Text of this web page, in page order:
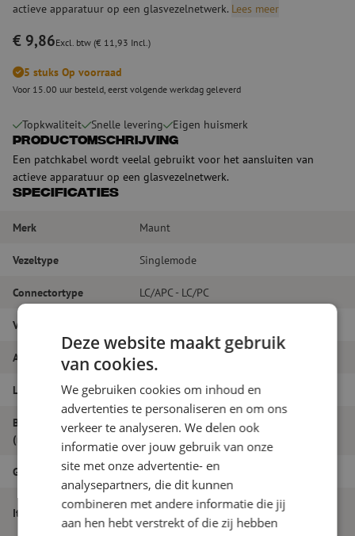
actieve apparatuur op een glasvezelnetwerk. Lees meer
€ 9,86Excl. btw (€ 11,93 Incl.)
5 stuks Op voorraad
Voor 15.00 uur besteld, eerst volgende werkdag geleverd
Topkwaliteit Snelle levering Eigen huismerk
Productomschrijving
Een patchkabel wordt veelal gebruikt voor het aansluiten van
actieve apparatuur op een glasvezelnetwerk.
Specificaties
Merk Maunt
Vezeltype Singlemode
Connectortype LC/APC - LC/PC
Vezelsoort
Aantal vezels Duplex
Lengte 7m
Buitendiameter
(mm)
1.8
Grade B
Itemnaam
Patchkabel duplex SM, LC/APC-LC/PC,
1.8mm, 7m
Deze website maakt gebruik
van cookies.
We gebruiken cookies om inhoud en
advertenties te personaliseren en om ons
verkeer te analyseren. We delen ook
informatie over jouw gebruik van onze
site met onze advertentie- en
analysepartners, die dit kunnen
combineren met andere informatie die jij
aan hen hebt verstrekt of die zij hebben